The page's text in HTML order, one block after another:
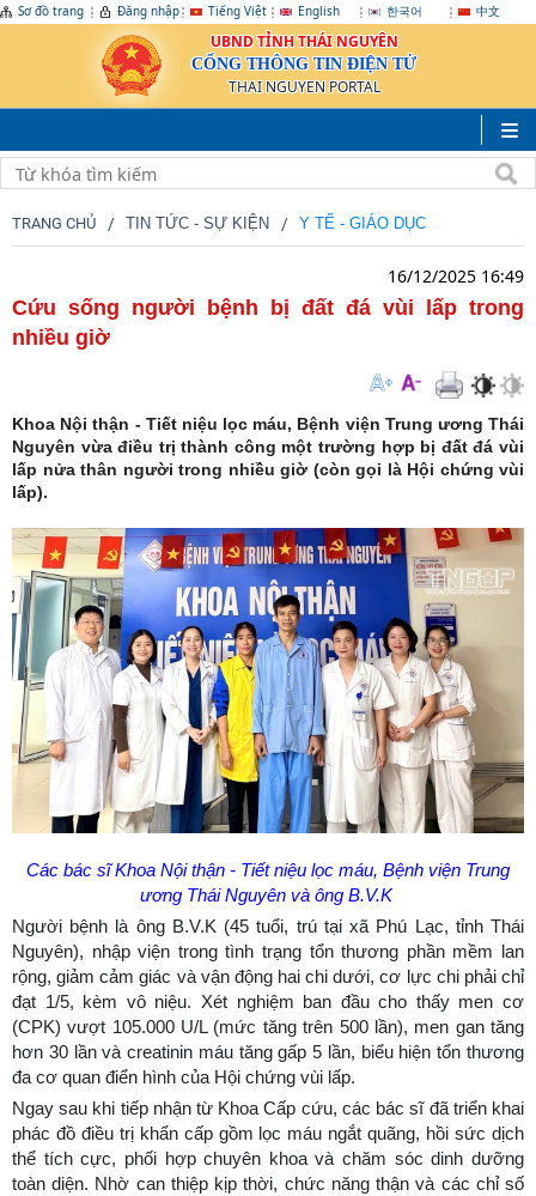
Sơ đồ trang Đăng nhập Tiếng Việt English 한국어 中文
UBND TỈNH THÁI NGUYÊN
CỔNG THÔNG TIN ĐIỆN TỬ
THAI NGUYEN PORTAL
TRANG CHỦ TIN TỨC - SỰ KIỆN Y TẾ - GIÁO DỤC
16/12/2025 16:49
Cứu sống người bệnh bị đất đá vùi lấp trong
nhiều giờ
Khoa Nội thận - Tiết niệu lọc máu, Bệnh viện Trung ương Thái
Nguyên vừa điều trị thành công một trường hợp bị đất đá vùi
lấp nửa thân người trong nhiều giờ (còn gọi là Hội chứng vùi
lấp).
Các bác sĩ Khoa Nội thận - Tiết niệu lọc máu, Bệnh viện Trung
ương Thái Nguyên và ông B.V.K
Người bệnh là ông B.V.K (45 tuổi, trú tại xã Phú Lạc, tỉnh Thái
Nguyên), nhập viện trong tình trạng tổn thương phần mềm lan
rộng, giảm cảm giác và vận động hai chi dưới, cơ lực chi phải chỉ
đạt 1/5, kèm vô niệu. Xét nghiệm ban đầu cho thấy men cơ
(CPK) vượt 105.000 U/L (mức tăng trên 500 lần), men gan tăng
hơn 30 lần và creatinin máu tăng gấp 5 lần, biểu hiện tổn thương
đa cơ quan điển hình của Hội chứng vùi lấp.
Ngay sau khi tiếp nhận từ Khoa Cấp cứu, các bác sĩ đã triển khai
phác đồ điều trị khẩn cấp gồm lọc máu ngắt quãng, hồi sức dịch
thể tích cực, phối hợp chuyên khoa và chăm sóc dinh dưỡng
toàn diện. Nhờ can thiệp kịp thời, chức năng thận và các chỉ số